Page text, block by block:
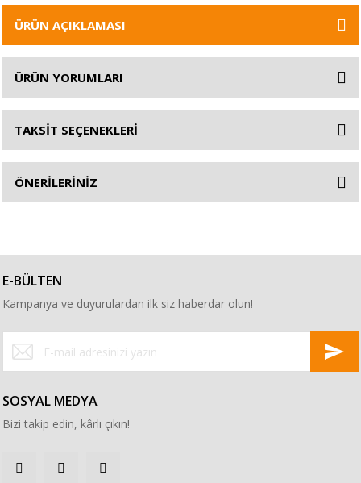
ÜRÜN AÇIKLAMASI
ÜRÜN YORUMLARI
TAKSİT SEÇENEKLERİ
ÖNERİLERİNİZ
E-BÜLTEN
Kampanya ve duyurulardan ilk siz haberdar olun!
SOSYAL MEDYA
Bizi takip edin, kârlı çıkın!